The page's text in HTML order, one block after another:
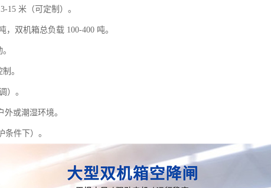
15 米（可定制）。
，双机箱总负载 100-400 吨。
。
）。
或潮湿环境。
条件下）。